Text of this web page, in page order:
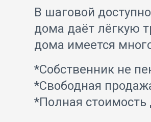
В шаговой
дома даёт лёгкую
дома имеется
*Собственник не
*Свободная
*Полная